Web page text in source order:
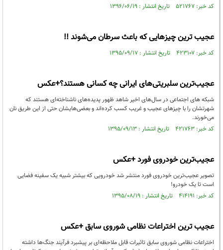
کد خبر: ۵۲۱۷۶۷ تاریخ انتشار : ۱۳۹۶/۰۶/۱۹
عجیب‌ ترین چیزهایی که باعث سرطان می‌شوند !!
کد خبر: ۴۲۳۱۰۷ تاریخ انتشار : ۱۳۹۵/۰۹/۱۷
عجیب‌ترین سلبریتی‌های ایرانی چه کسانی هستند؟+عکس
شبکه های اجتماعی در سال‌های اخیر شاهد ظهور پدیده‌های ناشناخته‌ای هستند که
شهرتشان را با چیزهای عجیب و غریب کسب کرده‌اند و بعضی‌هایشان حتی از این طریق نان
می‌خورند.
کد خبر: ۴۲۱۷۶۳ تاریخ انتشار : ۱۳۹۵/۰۹/۱۳
عجیب‌ترین خودروی فورد +عکس
تصویر عجیب‌ترین خودروی فورد منتشر شد خودرویی که بیشتر شبیه یک سفینه فضایی
است تا یک خودرو!
کد خبر: ۴۱۴۱۹۱ تاریخ انتشار : ۱۳۹۵/۰۸/۱۹
عجیب ترین اختراعات نظامی شوروی سابق +عکس
اختراعات نظامی شوروی سابق تاثیرات قابل ملاحظه‌ای بر پیشبرد فرآیند جنگ‌ها داشته